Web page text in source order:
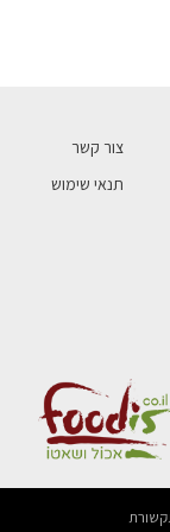
צור קשר
תנאי שימוש